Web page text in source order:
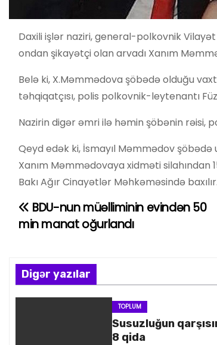
Daxili işlər naziri, general-polkovnik
ondan şikayətçi olan arvadı Xanım
Belə ki, X.Məmmədova şöbədə olduğu
təhqiqatçısı, polis polkovnik-leytenantı
Nazirin digər əmri ilə həmin şöbənin rəisi,
Qeyd edək ki, İsmayıl Məmmədov
Xanım Məmmədovaya xidməti silahından
Bakı Ağır Cinayətlər Məhkəməsində baxılır.
Y
z
ı
BDU-nun müəlliminin evindən 50
min manat oğurlandı
Digər yazılar
TOPLUM
Susuzluğun
8 qida